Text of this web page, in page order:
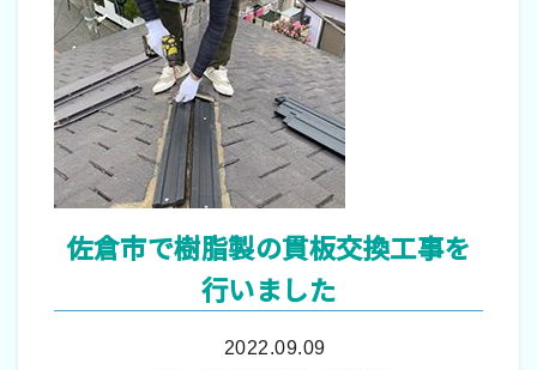
佐倉市で樹脂製の貫板交換工事を
行いました
2022.09.09